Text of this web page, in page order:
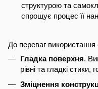
структурою та
спрощує процес її
До переваг використання
Гладка поверхня.
рівні та гладкі стики,
Зміцнення